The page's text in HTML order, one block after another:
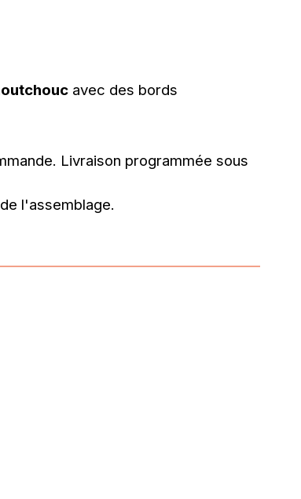
avec des bords
Livraison programmée sous
l'assemblage.